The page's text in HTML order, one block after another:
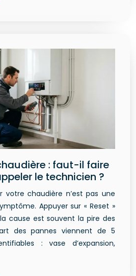
: faut-il faire
le technicien ?
votre chaudière n’est pas une
Appuyer sur « Reset »
cause est souvent la pire des
des pannes viennent de 5
: vase d’expansion,